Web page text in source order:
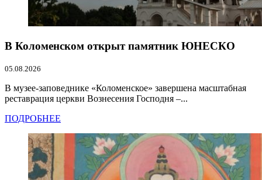
В Коломенском открыт памятник ЮНЕСКО
05.08.2026
В музее-заповеднике «Коломенское» завершена масштабная
реставрация церкви Вознесения Господня –...
ПОДРОБНЕЕ